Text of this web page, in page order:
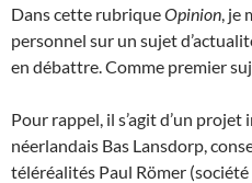
Dans cette rubriqueOpinion ,
personnel sur un sujet
en débattre. Comme premier
Pour rappel, il s’agit d’un projet
néerlandais Bas Lansdorp,
téléréalités Paul Römer